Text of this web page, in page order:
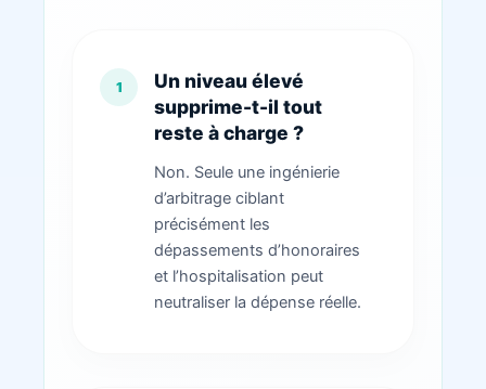
Un niveau élevé
supprime-t-il tout
reste à charge ?
Non. Seule une ingénierie
d’arbitrage ciblant
précisément les
dépassements d’honoraires
et l’hospitalisation peut
neutraliser la dépense réelle.